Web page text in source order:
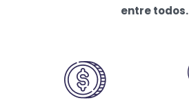
entre todos.